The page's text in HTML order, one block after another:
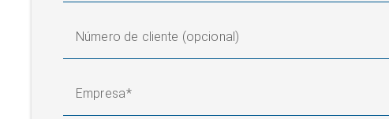
Número de cliente (opcional)
Empresa